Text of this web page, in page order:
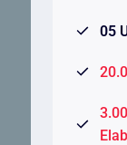
05